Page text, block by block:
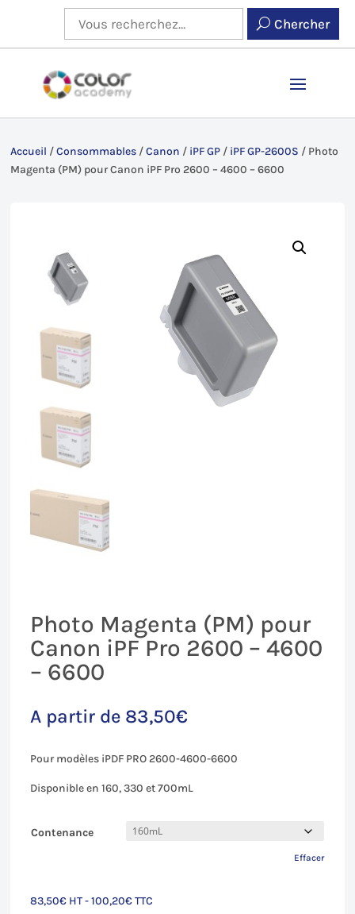
Chercher
Accueil /Consommables /Canon / iPF GP / iPF GP-2600S / Photo
Magenta (PM) pour Canon iPF Pro 2600 – 4600 – 6600
Photo Magenta (PM) pour
Canon iPF Pro 2600 – 4600
– 6600
A partir de 83,50€
Pour modèles iPDF PRO 2600-4600-6600
Disponible en 160, 330 et 700mL
Contenance
Effacer
83,50€ HT -100,20€TTC